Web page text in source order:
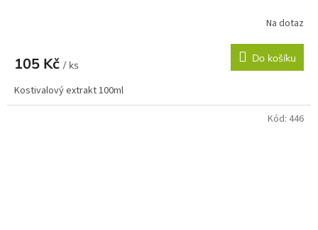
Na dotaz
105 Kč / ks
Do košíku
Kostivalový extrakt 100ml
Kód: 446